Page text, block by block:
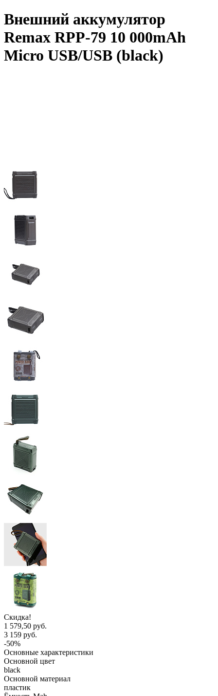
Внешний аккумулятор
Remax RPP-79 10 000mAh
Micro USB/USB (black)
Скидка!
1 579,50 руб.
3 159 руб.
-50%
Основные характеристики
Основной цвет
black
Основной материал
пластик